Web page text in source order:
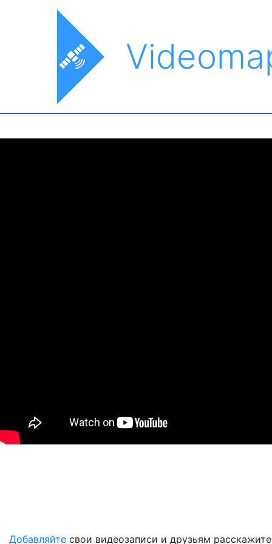
Добавляйте свои видеозаписи и друзьям